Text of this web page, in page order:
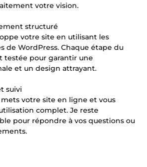
votre vision.
structuré
votre site en utilisant les
de WordPress. Chaque étape du
testée pour garantir une
et un design attrayant.
suivi
votre site en ligne et vous
complet. Je reste
pour répondre à vos questions ou